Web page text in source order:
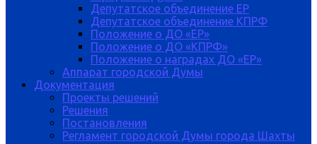
Депутатское объединение ЕР
Депутатское объединение КПРФ
Положение о ДО «ЕР»
Положение о ДО «КПРФ»
Положение о наградах ДО «ЕР»
Аппарат городской Думы
Документация
Проекты решений
Решения
Постановления
Регламент городской Думы города Шахты